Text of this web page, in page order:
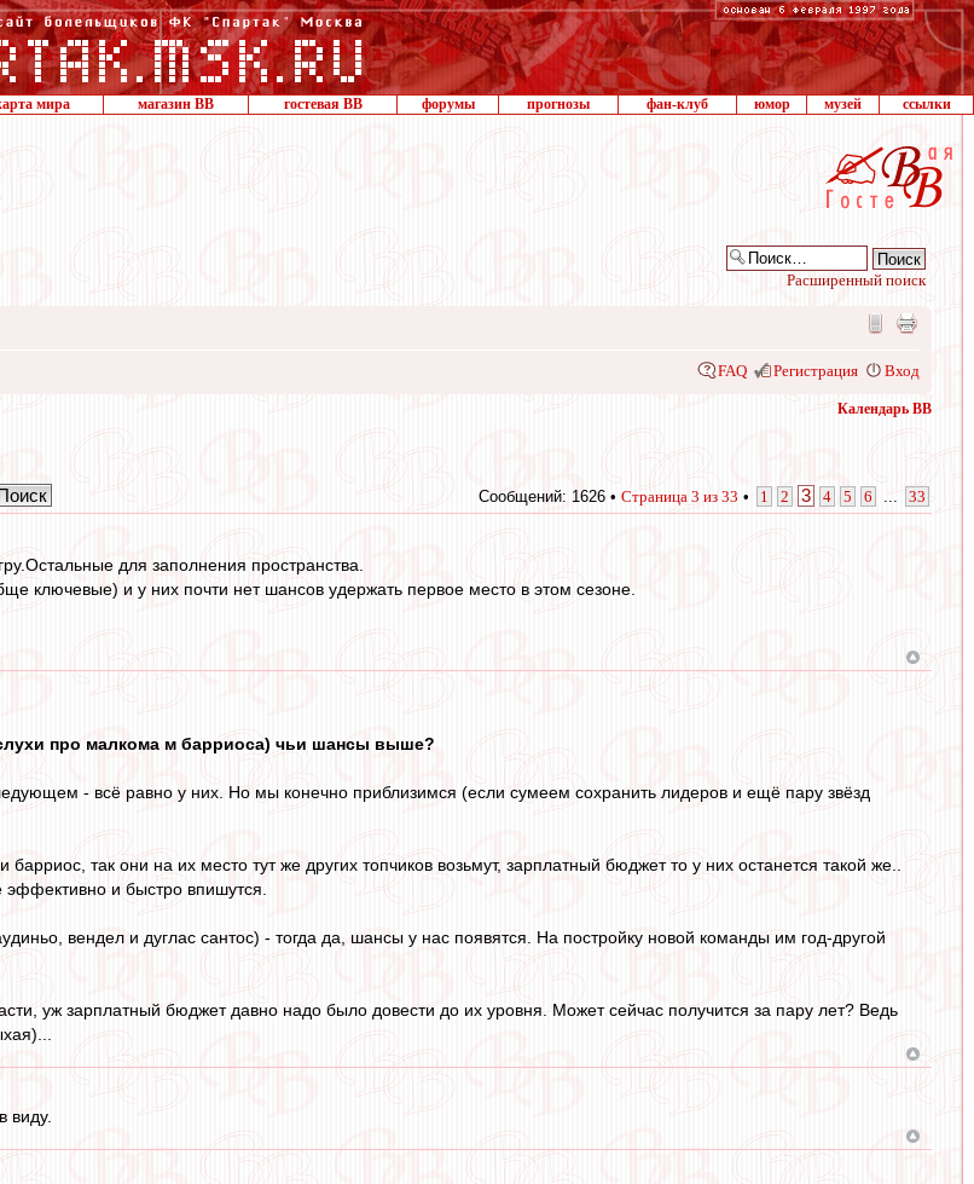
мира магазин ВВ гостевая ВВ форумы прогнозы фан-клуб юмор музей ссылки
Расширенный поиск
FAQ Регистрация Вход
Календарь ВВ
Сообщений: 1626 • Страница 3 из 33 • 1 2 3 4 5 6 33
для заполнения пространства.
ключевые) и у них почти нет шансов удержать первое место в этом сезоне.
про малкома м барриоса) чьи шансы выше?
- всё равно у них. Но мы конечно приблизимся (если сумеем сохранить лидеров и ещё пару звёзд
так они на их место тут же других топчиков возьмут, зарплатный бюджет то у них останется такой же..
эффективно и быстро впишутся.
вендел и дуглас сантос) - тогда да, шансы у нас появятся. На постройку новой команды им год-другой
уж зарплатный бюджет давно надо было довести до их уровня. Может сейчас получится за пару лет? Ведь
виду.